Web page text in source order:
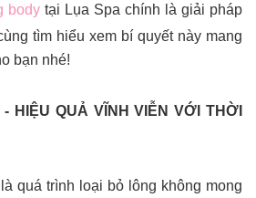
body tại Lụa Spa chính là giải pháp
tìm hiểu xem bí quyết này mang
bạn nhé!
HIỆU QUẢ VĨNH VIỄN VỚI THỜI
trình loại bỏ lông không mong